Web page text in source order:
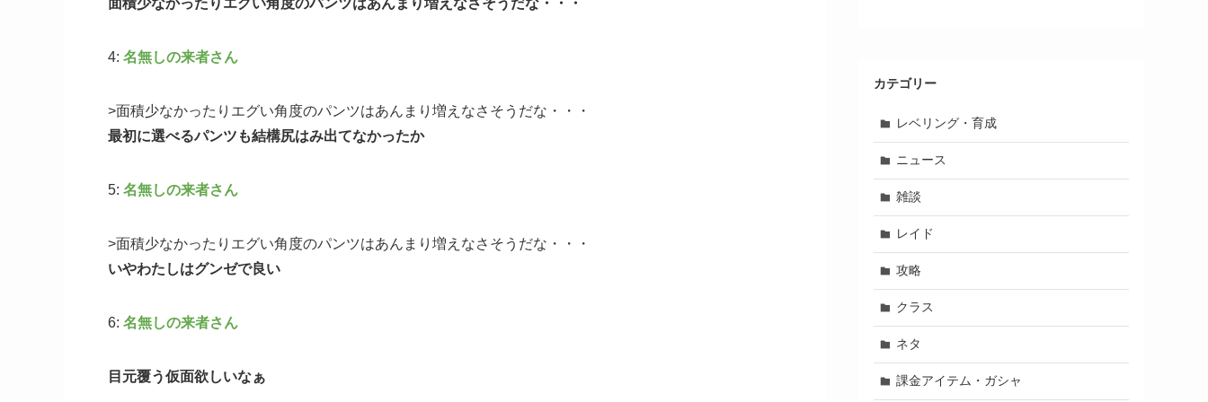
4: 名無しの来者さん
>面積少なかったりエグい角度のパンツはあんまり増えなさそうだな・・・
最初に選べるパンツも結構尻はみ出てなかったか
5: 名無しの来者さん
>面積少なかったりエグい角度のパンツはあんまり増えなさそうだな・・・
いやわたしはグンゼで良い
6: 名無しの来者さん
目元覆う仮面欲しいなぁ
カテゴリー
レベリング・育成
ニュース
雑談
レイド
攻略
クラス
ネタ
課金アイテム・ガシャ